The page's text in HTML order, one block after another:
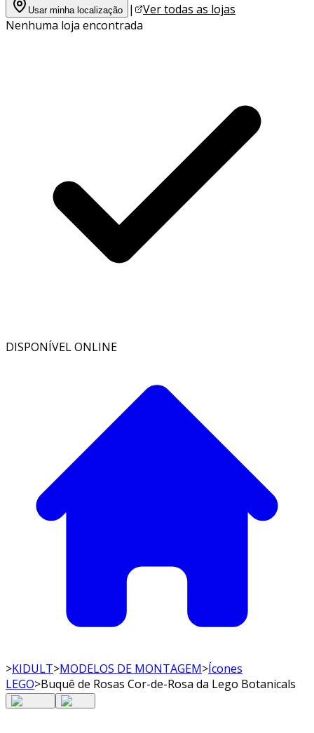
Usar minha localização |
Ver todas as lojas
Nenhuma loja encontrada
DISPONÍVEL ONLINE
>KIDULT>MODELOS DE MONTAGEM>Ícones
LEGO>Buquê de Rosas Cor-de-Rosa da Lego Botanicals